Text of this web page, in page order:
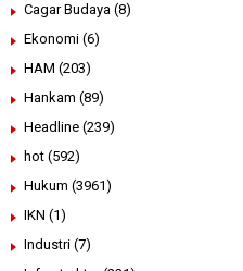
Cagar Budaya (8)
Ekonomi (6)
HAM (203)
Hankam (89)
Headline (239)
hot (592)
Hukum (3961)
IKN (1)
Industri (7)